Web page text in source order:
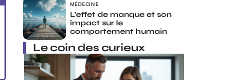
MÉDECINE
L’effet de manque et son
impact sur le
comportement humain
Le coin des curieux